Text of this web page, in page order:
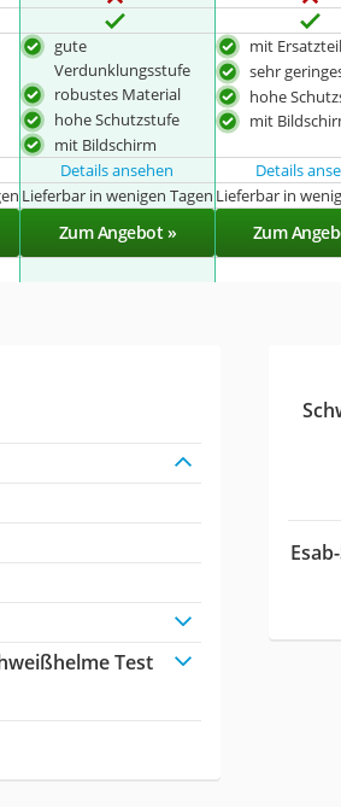
gute
Verdunklungsstufe
robustes Material
hohe Schutzstufe
mit Bildschirm
mit
sehr
hohe
mit
Details ansehen Details
Lieferbar in wenigen Tagen Lieferbar in
Zum Angebot » Zum
Test